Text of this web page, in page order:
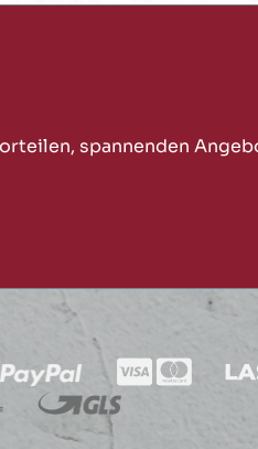
spannenden